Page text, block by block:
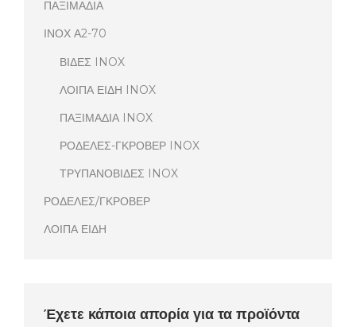
ΠΑΞΙΜΑΔΙΑ
ΙΝΟΧ Α2-70
ΒΙΔΕΣ INOX
ΛΟΙΠΑ ΕΙΔΗ INOX
ΠΑΞΙΜΑΔΙΑ INOX
ΡΟΔΕΛΕΣ-ΓΚΡΟΒΕΡ INOX
ΤΡΥΠΑΝΟΒΙΔΕΣ INOX
ΡΟΔΕΛΕΣ/ΓΚΡΟΒΕΡ
ΛΟΙΠΑ ΕΙΔΗ
Έχετε κάποια απορία για τα προϊόντα